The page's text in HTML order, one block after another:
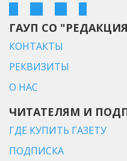
ГАУП СО
КОНТАКТЫ
РЕКВИЗИТЫ
О НАС
ЧИТАТЕЛЯМ И
ГДЕ КУПИТЬ ГАЗЕТУ
ПОДПИСКА